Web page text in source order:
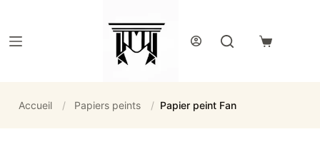
Panier
Accueil / Papiers peints / Papier peint Fan